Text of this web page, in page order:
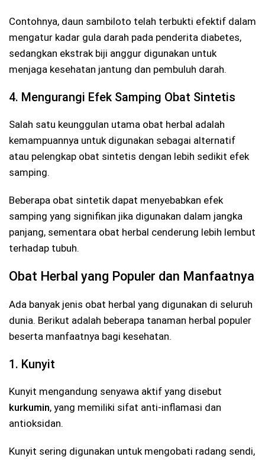
Contohnya, daun sambiloto telah terbukti efektif dalam
mengatur kadar gula darah pada penderita diabetes,
sedangkan ekstrak biji anggur digunakan untuk
menjaga kesehatan jantung dan pembuluh darah.
4. Mengurangi Efek Samping Obat Sintetis
Salah satu keunggulan utama obat herbal adalah
kemampuannya untuk digunakan sebagai alternatif
atau pelengkap obat sintetis dengan lebih sedikit efek
samping.
Beberapa obat sintetik dapat menyebabkan efek
samping yang signifikan jika digunakan dalam jangka
panjang, sementara obat herbal cenderung lebih lembut
terhadap tubuh.
Obat Herbal yang Populer dan Manfaatnya
Ada banyak jenis obat herbal yang digunakan di seluruh
dunia. Berikut adalah beberapa tanaman herbal populer
beserta manfaatnya bagi kesehatan.
1. Kunyit
Kunyit mengandung senyawa aktif yang disebut
kurkumin, yang memiliki sifat anti-inflamasi dan
antioksidan.
Kunyit sering digunakan untuk mengobati radang sendi,